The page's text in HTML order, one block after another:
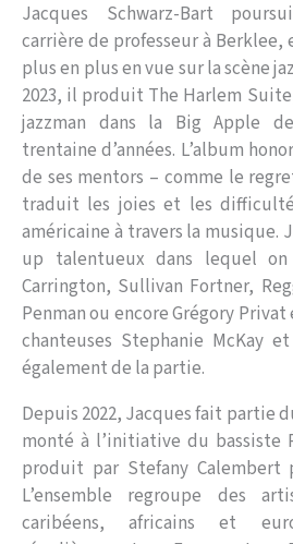
Jacques Schwarz-Bart
carrière de professeur à Berklee,
plus en plus en vue sur la scène
2023, il produit The Harlem
jazzman dans la Big Apple
trentaine d’années. L’album
de ses mentors – comme le
traduit les joies et les
américaine à travers la musique.
up talentueux dans lequel
Carrington, Sullivan Fortner,
Penman ou encore Grégory Privat
chanteuses Stephanie McKay
également de la partie.
Depuis 2022, Jacques fait partie
monté à l’initiative du bassiste
produit par Stefany Calembert
L’ensemble regroupe des
caribéens, africains et